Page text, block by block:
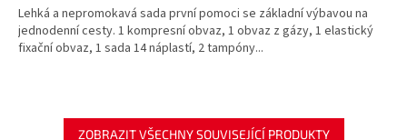
Lehká a nepromokavá sada první pomoci se základní výbavou na
jednodenní cesty. 1 kompresní obvaz, 1 obvaz z gázy, 1 elastický
fixační obvaz, 1 sada 14 náplastí, 2 tampóny...
ZOBRAZIT VŠECHNY SOUVISEJÍCÍ PRODUKTY